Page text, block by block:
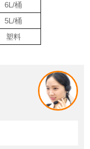
6L/桶
5L/桶
塑料